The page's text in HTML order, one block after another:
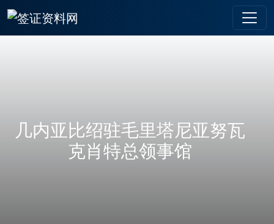
几内亚比绍驻毛里塔尼亚努瓦
克肖特总领事馆